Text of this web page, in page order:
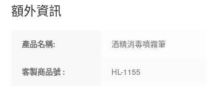
額外資訊
產品名稱: 酒精消毒噴霧筆
客製商品號 : HL-1155